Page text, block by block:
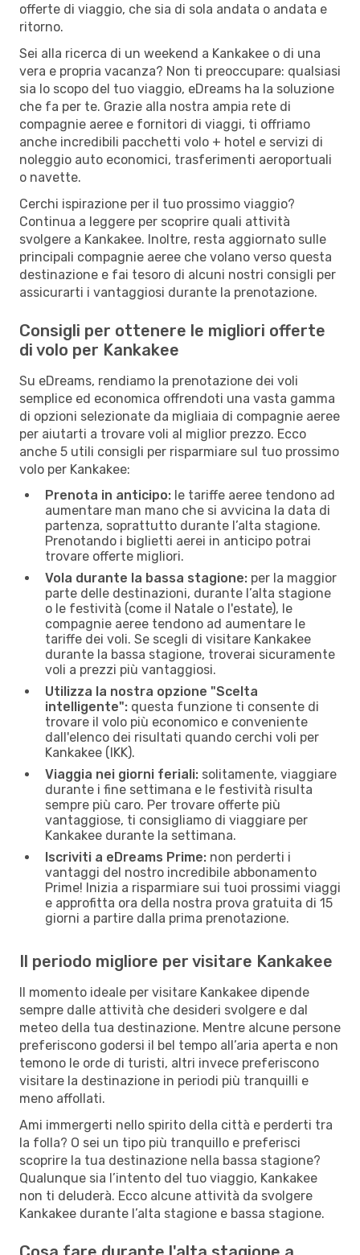
offerte di viaggio, che sia di sola andata o andata e
ritorno.
Sei alla ricerca di un weekend a Kankakee o di una
vera e propria vacanza? Non ti preoccupare: qualsiasi
sia lo scopo del tuo viaggio, eDreams ha la soluzione
che fa per te. Grazie alla nostra ampia rete di
compagnie aeree e fornitori di viaggi, ti offriamo
anche incredibili pacchetti volo + hotel e servizi di
noleggio auto economici, trasferimenti aeroportuali
o navette.
Cerchi ispirazione per il tuo prossimo viaggio?
Continua a leggere per scoprire quali attività
svolgere a Kankakee. Inoltre, resta aggiornato sulle
principali compagnie aeree che volano verso questa
destinazione e fai tesoro di alcuni nostri consigli per
assicurarti i vantaggiosi durante la prenotazione.
Consigli per ottenere le migliori offerte
di volo per Kankakee
Su eDreams, rendiamo la prenotazione dei voli
semplice ed economica offrendoti una vasta gamma
di opzioni selezionate da migliaia di compagnie aeree
per aiutarti a trovare voli al miglior prezzo. Ecco
anche 5 utili consigli per risparmiare sul tuo prossimo
volo per Kankakee:
Prenota in anticipo: le tariffe aeree tendono ad
aumentare man mano che si avvicina la data di
partenza, soprattutto durante l’alta stagione.
Prenotando i biglietti aerei in anticipo potrai
trovare offerte migliori.
Vola durante la bassa stagione: per la maggior
parte delle destinazioni, durante l’alta stagione
o le festività (come il Natale o l'estate), le
compagnie aeree tendono ad aumentare le
tariffe dei voli. Se scegli di visitare Kankakee
durante la bassa stagione, troverai sicuramente
voli a prezzi più vantaggiosi.
Utilizza la nostra opzione "Scelta
intelligente": questa funzione ti consente di
trovare il volo più economico e conveniente
dall'elenco dei risultati quando cerchi voli per
Kankakee (IKK).
Viaggia nei giorni feriali: solitamente, viaggiare
durante i fine settimana e le festività risulta
sempre più caro. Per trovare offerte più
vantaggiose, ti consigliamo di viaggiare per
Kankakee durante la settimana.
Iscriviti a eDreams Prime: non perderti i
vantaggi del nostro incredibile abbonamento
Prime! Inizia a risparmiare sui tuoi prossimi viaggi
e approfitta ora della nostra prova gratuita di 15
giorni a partire dalla prima prenotazione.
Il periodo migliore per visitare Kankakee
Il momento ideale per visitare Kankakee dipende
sempre dalle attività che desideri svolgere e dal
meteo della tua destinazione. Mentre alcune persone
preferiscono godersi il bel tempo all’aria aperta e non
temono le orde di turisti, altri invece preferiscono
visitare la destinazione in periodi più tranquilli e
meno affollati.
Ami immergerti nello spirito della città e perderti tra
la folla? O sei un tipo più tranquillo e preferisci
scoprire la tua destinazione nella bassa stagione?
Qualunque sia l’intento del tuo viaggio, Kankakee
non ti deluderà. Ecco alcune attività da svolgere
Kankakee durante l’alta stagione e bassa stagione.